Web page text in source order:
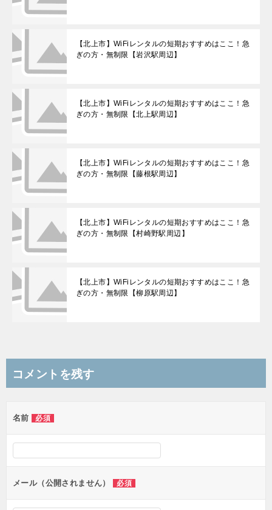
【北上市】WiFiレンタルの短期おすすめはここ！急
ぎの方・無制限【岩沢駅周辺】
【北上市】WiFiレンタルの短期おすすめはここ！急
ぎの方・無制限【北上駅周辺】
【北上市】WiFiレンタルの短期おすすめはここ！急
ぎの方・無制限【藤根駅周辺】
【北上市】WiFiレンタルの短期おすすめはここ！急
ぎの方・無制限【村崎野駅周辺】
【北上市】WiFiレンタルの短期おすすめはここ！急
ぎの方・無制限【柳原駅周辺】
コメントを残す
名前 必須
メール（公開されません） 必須